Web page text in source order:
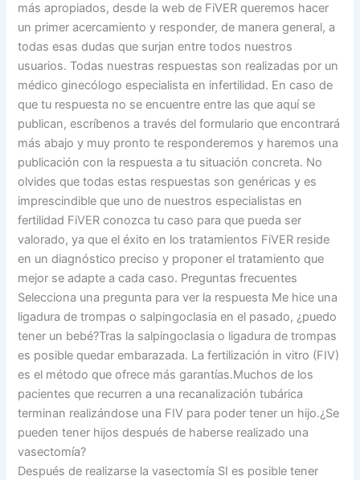
más apropiados, desde la web de FiVER queremos hacer
un primer acercamiento y responder, de manera general, a
todas esas dudas que surjan entre todos nuestros
usuarios. Todas nuestras respuestas son realizadas por un
médico ginecólogo especialista en infertilidad. En caso de
que tu respuesta no se encuentre entre las que aquí se
publican, escríbenos a través del formulario que encontrará
más abajo y muy pronto te responderemos y haremos una
publicación con la respuesta a tu situación concreta. No
olvides que todas estas respuestas son genéricas y es
imprescindible que uno de nuestros especialistas en
fertilidad FiVER conozca tu caso para que pueda ser
valorado, ya que el éxito en los tratamientos FiVER reside
en un diagnóstico preciso y proponer el tratamiento que
mejor se adapte a cada caso. Preguntas frecuentes
Selecciona una pregunta para ver la respuesta Me hice una
ligadura de trompas o salpingoclasia en el pasado, ¿puedo
tener un bebé?Tras la salpingoclasia o ligadura de trompas
es posible quedar embarazada. La fertilización in vitro (FIV)
es el método que ofrece más garantías.Muchos de los
pacientes que recurren a una recanalización tubárica
terminan realizándose una FIV para poder tener un hijo.¿Se
pueden tener hijos después de haberse realizado una
vasectomía?
Después de realizarse la vasectomía SI es posible tener